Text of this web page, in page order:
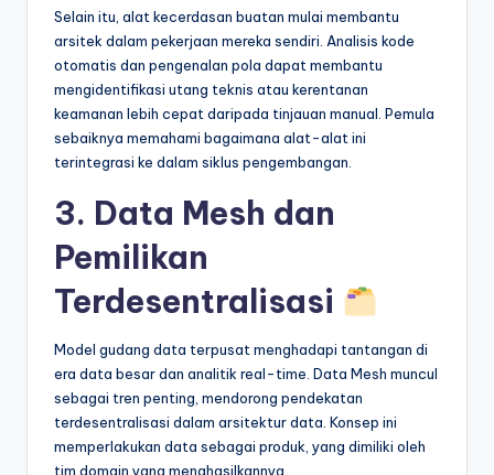
Selain itu, alat kecerdasan buatan mulai membantu
arsitek dalam pekerjaan mereka sendiri. Analisis kode
otomatis dan pengenalan pola dapat membantu
mengidentifikasi utang teknis atau kerentanan
keamanan lebih cepat daripada tinjauan manual. Pemula
sebaiknya memahami bagaimana alat-alat ini
terintegrasi ke dalam siklus pengembangan.
3. Data Mesh dan
Pemilikan
Terdesentralisasi
Model gudang data terpusat menghadapi tantangan di
era data besar dan analitik real-time. Data Mesh muncul
sebagai tren penting, mendorong pendekatan
terdesentralisasi dalam arsitektur data. Konsep ini
memperlakukan data sebagai produk, yang dimiliki oleh
tim domain yang menghasilkannya.